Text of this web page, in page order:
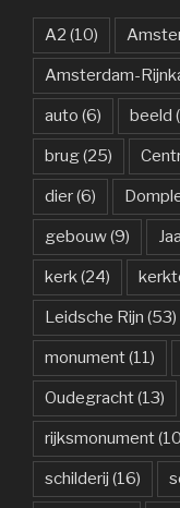
A2 (10)
Amsterdam-
auto (6) beeld
brug(25)
dier(6)
gebouw(9)
kerk(24)
Leidsche Rijn (53)
monument(11)
Oudegracht(13)
rijksmonument
schilderij (16)